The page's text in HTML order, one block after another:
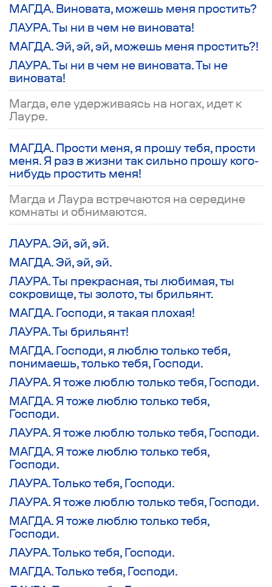
МАГДА. Виновата, можешь меня простить?
ЛАУРА. Ты ни в чем не виновата!
МАГДА. Эй, эй, эй, можешь меня простить?!
ЛАУРА. Ты ни в чем не виновата. Ты не
виновата!
Магда, еле удерживаясь на ногах, идет к
Лауре.
МАГДА. Прости меня, я прошу тебя, прости
меня. Я раз в жизни так сильно прошу кого-
нибудь простить меня!
Магда и Лаура встречаются на середине
комнаты и обнимаются.
ЛАУРА. Эй, эй, эй.
МАГДА. Эй, эй, эй.
ЛАУРА. Ты прекрасная, ты любимая, ты
сокровище, ты золото, ты брильянт.
МАГДА. Господи, я такая плохая!
ЛАУРА. Ты брильянт!
МАГДА. Господи, я люблю только тебя,
понимаешь, только тебя, Господи.
ЛАУРА. Я тоже люблю только тебя, Господи.
МАГДА. Я тоже люблю только тебя,
Господи.
ЛАУРА. Я тоже люблю только тебя, Господи.
МАГДА. Я тоже люблю только тебя,
Господи.
ЛАУРА. Только тебя, Господи.
ЛАУРА. Я тоже люблю только тебя, Господи.
МАГДА. Я тоже люблю только тебя,
Господи.
ЛАУРА. Только тебя, Господи.
МАГДА. Только тебя, Господи.